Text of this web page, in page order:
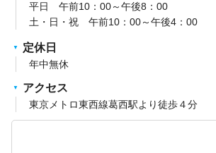
平日 午前10：00～午後8：00
土・日・祝 午前10：00～午後4：00
定休日
年中無休
アクセス
東京メトロ東西線葛西駅より徒歩４分